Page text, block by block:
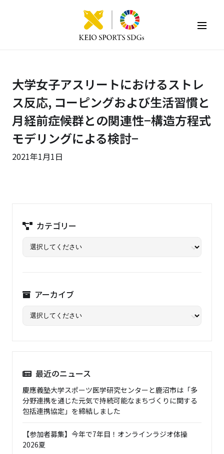
大学女子アスリートにおけるストレ
ス反応, コーピングおよび生活習慣と
月経前症候群との関連性−構造方程式
モデリングによる検討−
2021年1月1日
カテゴリー
アーカイブ
最近のニュース
慶應義塾大学スポーツ医学研究センターと鹿沼市は「多
分野連携を通じた元気で持続可能なまちづくりに関する
包括連携協定」を締結しました
【参加者募集】今年で7年目！オンラインラジオ体操
2026夏